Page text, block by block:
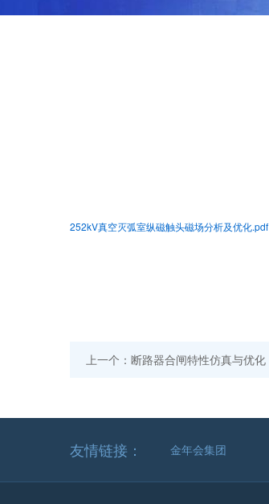
252kV真空灭弧室纵磁触头磁场分析及优化.pdf
上一个：断路器合闸特性仿真与优化
友情链接： 金年会集团